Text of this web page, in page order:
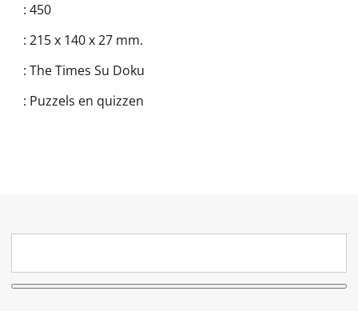
: 450
: 215 x 140 x 27 mm.
: The Times Su Doku
: Puzzels en quizzen